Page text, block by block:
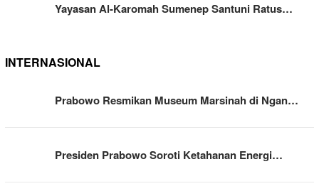
Yayasan Al-Karomah Sumenep Santuni Ratus…
INTERNASIONAL
Prabowo Resmikan Museum Marsinah di Ngan…
Presiden Prabowo Soroti Ketahanan Energi…